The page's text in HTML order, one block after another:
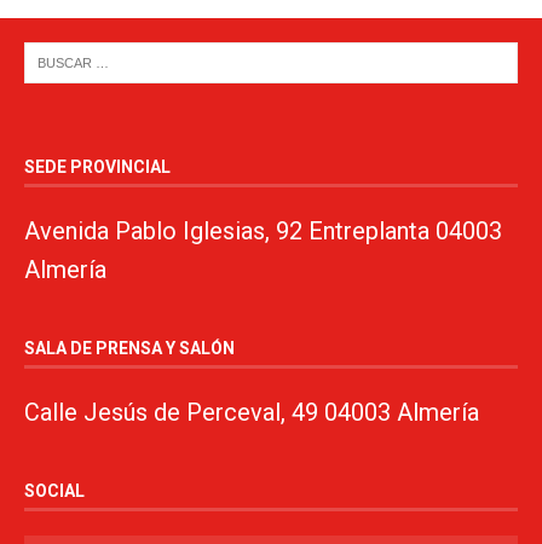
SEDE PROVINCIAL
Avenida Pablo Iglesias, 92 Entreplanta 04003
Almería
SALA DE PRENSA Y SALÓN
Calle Jesús de Perceval, 49 04003 Almería
SOCIAL